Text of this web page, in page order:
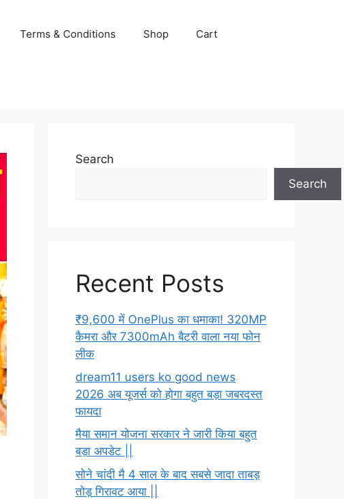
Terms & Conditions Shop Cart
Search
Search
Recent Posts
₹9,600 में OnePlus का धमाका! 320MP
कैमरा और 7300mAh बैटरी वाला नया फोन
लीक
dream11 users ko good news
2026 अब यूजर्स को होगा बहुत बड़ा जबरदस्त
फायदा
मैया समान योजना सरकार ने जारी किया बहुत
बड़ा अपडेट ||
सोने चांदी मै 4 साल के बाद सबसे जादा ताबड़
तोड़ गिरावट आया ||